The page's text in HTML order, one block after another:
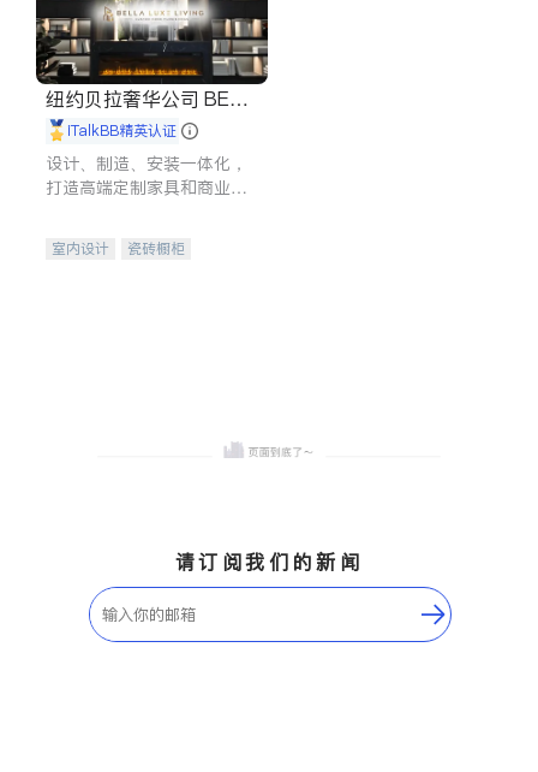
纽约贝拉奢华公司 BELL
A LUXE
iTalkBB精英认证
设计、制造、安装一体化，
打造高端定制家具和商业空
室内设计
瓷砖橱柜
请订阅我们的新闻